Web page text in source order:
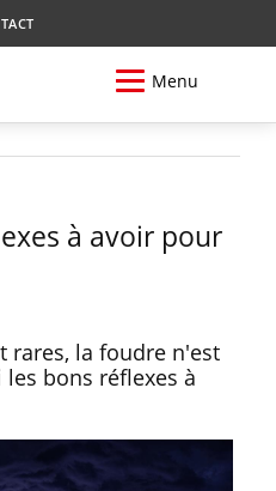
Menu
à avoir pour
rares, la foudre n'est
bons réflexes à